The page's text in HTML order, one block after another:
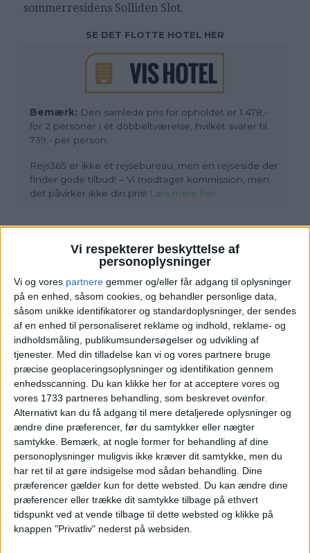
Vi respekterer beskyttelse af
personoplysninger
Vi og vores partnere gemmer og/eller får adgang til oplysninger
på en enhed, såsom cookies, og behandler personlige data,
såsom unikke identifikatorer og standardoplysninger, der sendes
af en enhed til personaliseret reklame og indhold, reklame- og
indholdsmåling, publikumsundersøgelser og udvikling af
tjenester. Med din tilladelse kan vi og vores partnere bruge
præcise geoplaceringsoplysninger og identifikation gennem
enhedsscanning. Du kan klikke her for at acceptere vores og
vores 1733 partneres behandling, som beskrevet ovenfor.
Alternativt kan du få adgang til mere detaljerede oplysninger og
ændre dine præferencer, før du samtykker eller nægter
samtykke. Bemærk, at nogle former for behandling af dine
personoplysninger muligvis ikke kræver dit samtykke, men du
har ret til at gøre indsigelse mod sådan behandling. Dine
præferencer gælder kun for dette websted. Du kan ændre dine
præferencer eller trække dit samtykke tilbage på ethvert
tidspunkt ved at vende tilbage til dette websted og klikke på
knappen "Privatliv" nederst på websiden.
sommerresidens Solliden Slot.
SE DET FLOTTE HOTEL HER
Bemærk: Den samlede pris for opholdet er 1.478,-
for 2 personer i et dobbeltværelse, hvilket svarer til
739,- per person.
Rejs365 er ikke et rejsebureau, men en rejseside der
finder gode tilbud! – Vi modtager kommission, men
det påvirker ikke din pris! Læs mere her
Læs videre efter Annoncen
Annonce
HOTEL